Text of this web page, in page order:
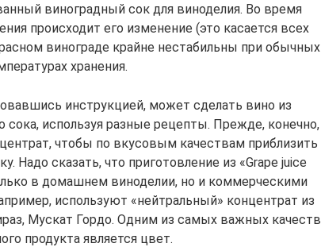
виноградный сок для виноделия. Во время
происходит его изменение (это касается всех
винограде крайне нестабильны при обычных
хранения.
инструкцией, может сделать вино из
сока, используя разные рецепты. Прежде, конечно,
чтобы по вкусовым качествам приблизить
Надо сказать, что приготовление из «Grape juice
в домашнем виноделии, но и коммерческими
используют «нейтральный» концентрат из
Мускат Гордо. Одним из самых важных качеств
продукта является цвет.